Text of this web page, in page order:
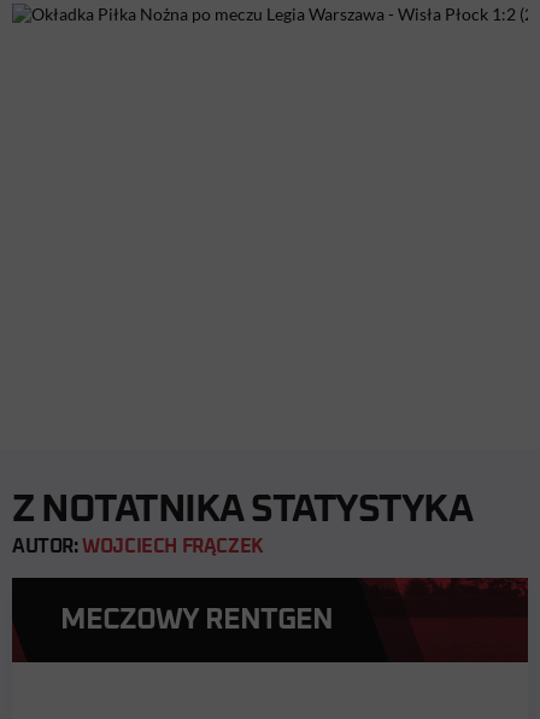
Z NOTATNIKA STATYSTYKA
AUTOR: WOJCIECH FRĄCZEK
MECZOWY RENTGEN